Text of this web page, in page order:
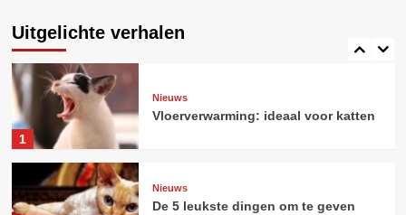
Uitgelichte verhalen
5
van jouw kat
1
Nieuws
Vloerverwarming: ideaal voor katten
Nieuws
De 5 leukste dingen om te geven